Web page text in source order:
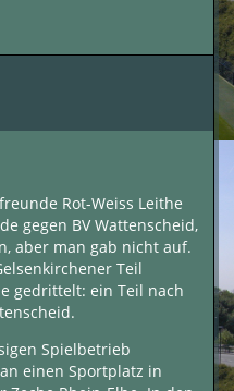
Rot-Weiss Leithe
gegen BV Wattenscheid,
aber man gab nicht auf.
Teil
gedrittelt: ein Teil nach
Spielbetrieb
einen Sportplatz in